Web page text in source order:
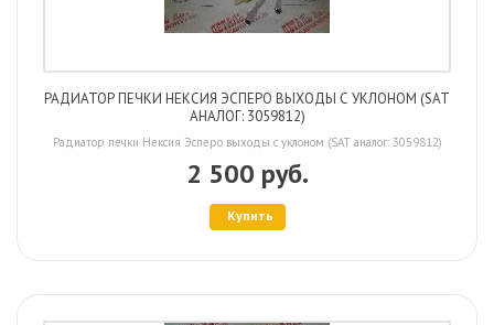
РАДИАТОР ПЕЧКИ НЕКСИЯ ЭСПЕРО ВЫХОДЫ С УКЛОНОМ (SAT
АНАЛОГ: 3059812)
Радиатор печки Нексия Эсперо выходы с уклоном (SAT аналог: 3059812)
2 500 руб.
Купить